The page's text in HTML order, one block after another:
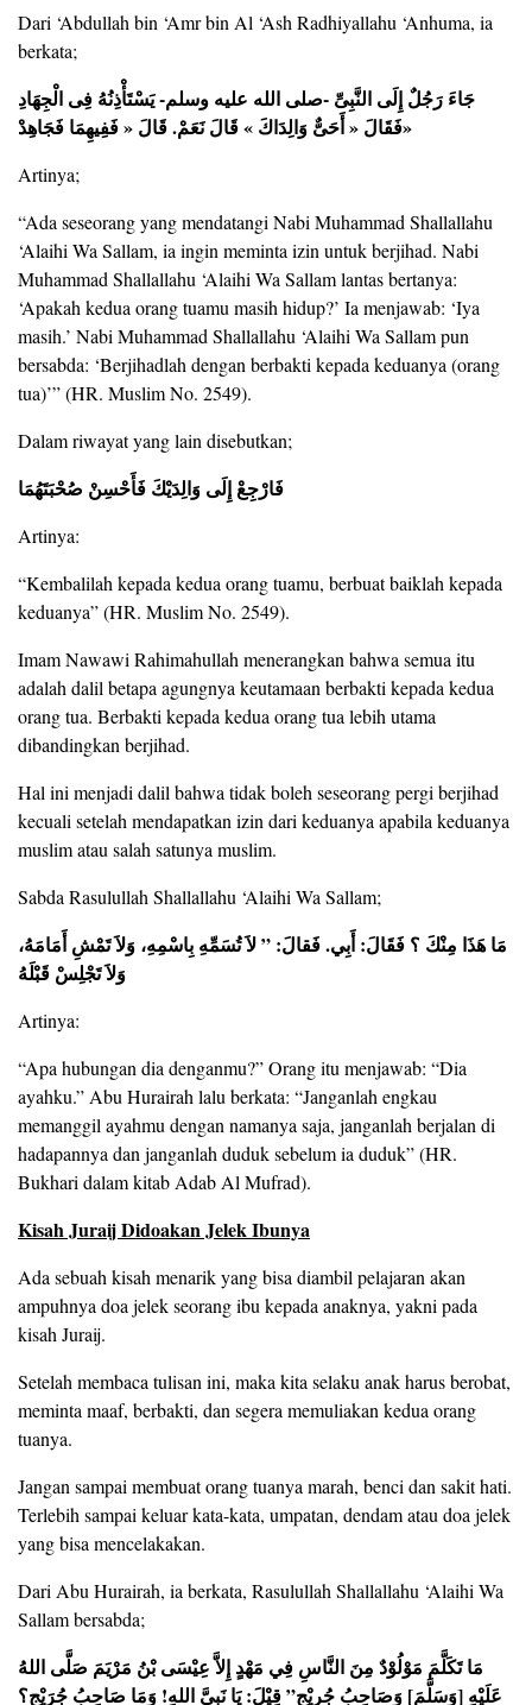
Dari ‘Abdullah bin ‘Amr bin Al ‘Ash Radhiyallahu ‘Anhuma, ia
berkata;
جَاءَ رَجُلٌ إِلَى النَّبِىِّ -صلى الله عليه وسلم- يَسْتَأْذِنُهُ فِى الْجِهَادِ
فَقَالَ « أَحَىٌّ وَالِدَاكَ » قَالَ نَعَمْ. قَالَ « فَفِيهِمَا فَجَاهِدْ»
Artinya;
“Ada seseorang yang mendatangi Nabi Muhammad Shallallahu
‘Alaihi Wa Sallam, ia ingin meminta izin untuk berjihad. Nabi
Muhammad Shallallahu ‘Alaihi Wa Sallam lantas bertanya:
‘Apakah kedua orang tuamu masih hidup?’ Ia menjawab: ‘Iya
masih.’ Nabi Muhammad Shallallahu ‘Alaihi Wa Sallam pun
bersabda: ‘Berjihadlah dengan berbakti kepada keduanya (orang
tua)’” (HR. Muslim No. 2549).
Dalam riwayat yang lain disebutkan;
فَارْجِعْ إِلَى وَالِدَيْكَ فَأَحْسِنْ صُحْبَتَهُمَا
Artinya:
“Kembalilah kepada kedua orang tuamu, berbuat baiklah kepada
keduanya” (HR. Muslim No. 2549).
Imam Nawawi Rahimahullah menerangkan bahwa semua itu
adalah dalil betapa agungnya keutamaan berbakti kepada kedua
orang tua. Berbakti kepada kedua orang tua lebih utama
dibandingkan berjihad.
Hal ini menjadi dalil bahwa tidak boleh seseorang pergi berjihad
kecuali setelah mendapatkan izin dari keduanya apabila keduanya
muslim atau salah satunya muslim.
Sabda Rasulullah Shallallahu ‘Alaihi Wa Sallam;
مَا هَذَا مِنْكَ ؟ فَقَالَ: أَبِي. فَقالَ: ” لاَ تُسَمِّهِ بِاسْمِهِ، وَلاَ تَمْشِ أَمَامَهُ،
وَلاَ تَجْلِسْ قَبْلَهُ
Artinya:
“Apa hubungan dia denganmu?” Orang itu menjawab: “Dia
ayahku.” Abu Hurairah lalu berkata: “Janganlah engkau
memanggil ayahmu dengan namanya saja, janganlah berjalan di
hadapannya dan janganlah duduk sebelum ia duduk” (HR.
Bukhari dalam kitab Adab Al Mufrad).
Kisah Juraij Didoakan Jelek Ibunya
Ada sebuah kisah menarik yang bisa diambil pelajaran akan
ampuhnya doa jelek seorang ibu kepada anaknya, yakni pada
kisah Juraij.
Setelah membaca tulisan ini, maka kita selaku anak harus berobat,
meminta maaf, berbakti, dan segera memuliakan kedua orang
tuanya.
Jangan sampai membuat orang tuanya marah, benci dan sakit hati.
Terlebih sampai keluar kata-kata, umpatan, dendam atau doa jelek
yang bisa mencelakakan.
Dari Abu Hurairah, ia berkata, Rasulullah Shallallahu ‘Alaihi Wa
Sallam bersabda;
مَا تَكَلَّمَ مَوْلُوْدٌ مِنَ النَّاسِ فِي مَهْدٍ إِلاَّ عِيْسَى بْنُ مَرْيَمَ صَلَّى اللهُ
عَلَيْهِ [وَسَلَّمَ] وَصَاحِبُ جُرِيْجٍ” قِيْلَ: يَا نَبِيَّ اللهِ! وَمَا صَاحِبُ جُرَيْجٍ؟